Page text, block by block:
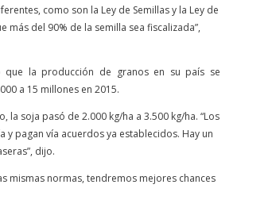
como son la Ley de Semillas y la Ley de
más del 90% de la semilla sea fiscalizada”,
que la producción de granos en su país se
a 15 millones en 2015.
la soja pasó de 2.000 kg/ha a 3.500 kg/ha. “Los
pagan vía acuerdos ya establecidos. Hay un
dijo.
mismas normas, tendremos mejores chances